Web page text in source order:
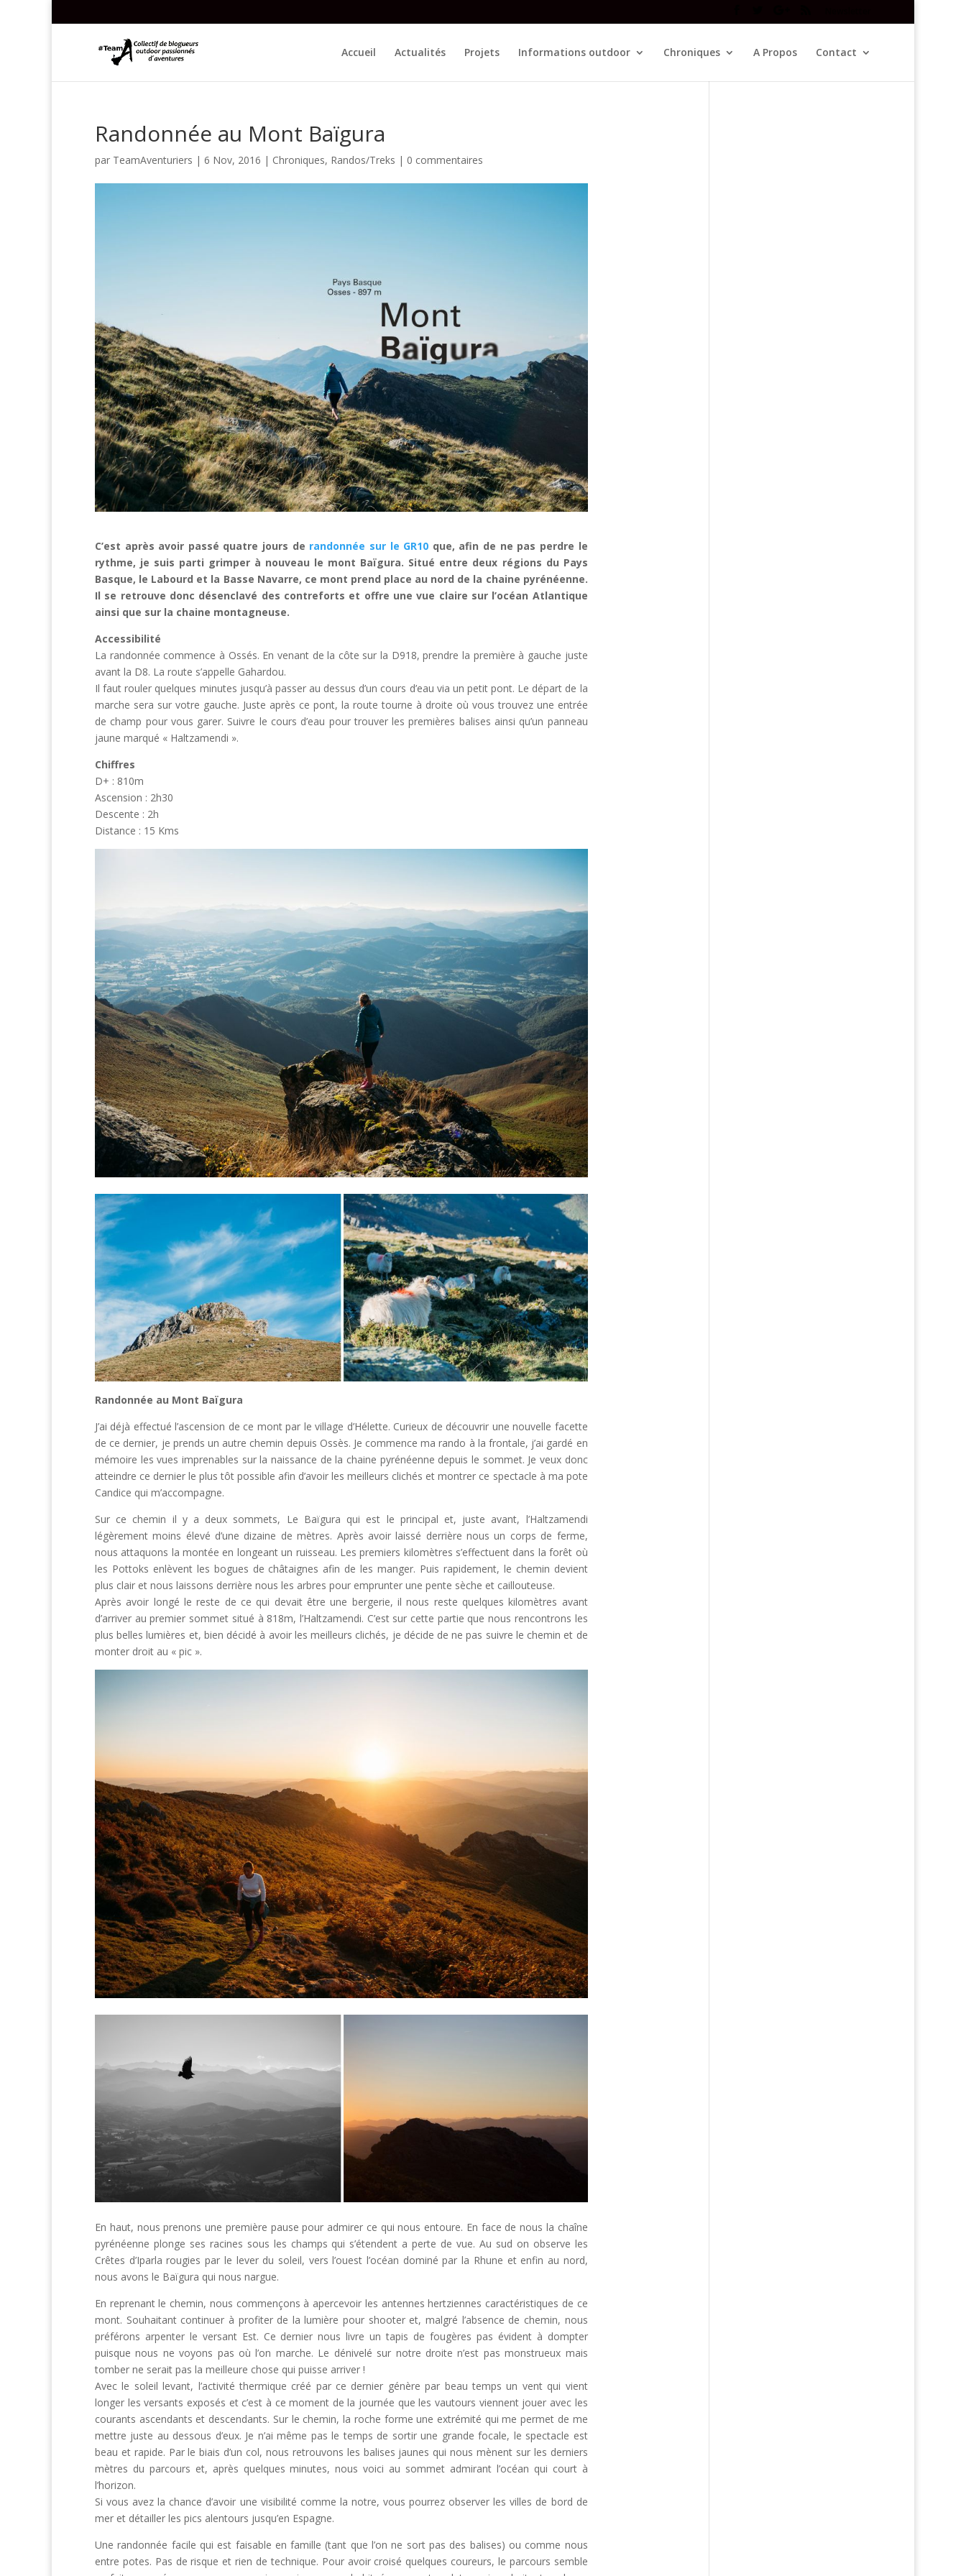
Accueil Actualités Projets Informations outdoor Chroniques A Propos Contact
Randonnée au Mont Baïgura
par TeamAventuriers | 6 Nov, 2016 | Chroniques, Randos/Treks | 0 commentaires
C’est après avoir passé quatre jours de randonnée sur le GR10 que, afin de ne pas perdre le
rythme, je suis parti grimper à nouveau le mont Baïgura. Situé entre deux régions du Pays
Basque, le Labourd et la Basse Navarre, ce mont prend place au nord de la chaine pyrénéenne.
Il se retrouve donc désenclavé des contreforts et offre une vue claire sur l’océan Atlantique
ainsi que sur la chaine montagneuse.
Accessibilité
La randonnée commence à Ossés. En venant de la côte sur la D918, prendre la première à gauche juste
avant la D8. La route s’appelle Gahardou.
Il faut rouler quelques minutes jusqu’à passer au dessus d’un cours d’eau via un petit pont. Le départ de la
marche sera sur votre gauche. Juste après ce pont, la route tourne à droite où vous trouvez une entrée
de champ pour vous garer. Suivre le cours d’eau pour trouver les premières balises ainsi qu’un panneau
jaune marqué « Haltzamendi ».
Chiffres
D+ : 810m
Ascension : 2h30
Descente : 2h
Distance : 15 Kms
Randonnée au Mont Baïgura
J’ai déjà effectué l’ascension de ce mont par le village d’Hélette. Curieux de découvrir une nouvelle facette
de ce dernier, je prends un autre chemin depuis Ossès. Je commence ma rando à la frontale, j’ai gardé en
mémoire les vues imprenables sur la naissance de la chaine pyrénéenne depuis le sommet. Je veux donc
atteindre ce dernier le plus tôt possible afin d’avoir les meilleurs clichés et montrer ce spectacle à ma pote
Candice qui m’accompagne.
Sur ce chemin il y a deux sommets, Le Baïgura qui est le principal et, juste avant, l’Haltzamendi
légèrement moins élevé d’une dizaine de mètres. Après avoir laissé derrière nous un corps de ferme,
nous attaquons la montée en longeant un ruisseau. Les premiers kilomètres s’effectuent dans la forêt où
les Pottoks enlèvent les bogues de châtaignes afin de les manger. Puis rapidement, le chemin devient
plus clair et nous laissons derrière nous les arbres pour emprunter une pente sèche et caillouteuse.
Après avoir longé le reste de ce qui devait être une bergerie, il nous reste quelques kilomètres avant
d’arriver au premier sommet situé à 818m, l’Haltzamendi. C’est sur cette partie que nous rencontrons les
plus belles lumières et, bien décidé à avoir les meilleurs clichés, je décide de ne pas suivre le chemin et de
monter droit au « pic ».
En haut, nous prenons une première pause pour admirer ce qui nous entoure. En face de nous la chaîne
pyrénéenne plonge ses racines sous les champs qui s’étendent a perte de vue. Au sud on observe les
Crêtes d’Iparla rougies par le lever du soleil, vers l’ouest l’océan dominé par la Rhune et enfin au nord,
nous avons le Baïgura qui nous nargue.
En reprenant le chemin, nous commençons à apercevoir les antennes hertziennes caractéristiques de ce
mont. Souhaitant continuer à profiter de la lumière pour shooter et, malgré l’absence de chemin, nous
préférons arpenter le versant Est. Ce dernier nous livre un tapis de fougères pas évident à dompter
puisque nous ne voyons pas où l’on marche. Le dénivelé sur notre droite n’est pas monstrueux mais
tomber ne serait pas la meilleure chose qui puisse arriver !
Avec le soleil levant, l’activité thermique créé par ce dernier génère par beau temps un vent qui vient
longer les versants exposés et c’est à ce moment de la journée que les vautours viennent jouer avec les
courants ascendants et descendants. Sur le chemin, la roche forme une extrémité qui me permet de me
mettre juste au dessous d’eux. Je n’ai même pas le temps de sortir une grande focale, le spectacle est
beau et rapide. Par le biais d’un col, nous retrouvons les balises jaunes qui nous mènent sur les derniers
mètres du parcours et, après quelques minutes, nous voici au sommet admirant l’océan qui court à
l’horizon.
Si vous avez la chance d’avoir une visibilité comme la notre, vous pourrez observer les villes de bord de
mer et détailler les pics alentours jusqu’en Espagne.
Une randonnée facile qui est faisable en famille (tant que l’on ne sort pas des balises) ou comme nous
entre potes. Pas de risque et rien de technique. Pour avoir croisé quelques coureurs, le parcours semble